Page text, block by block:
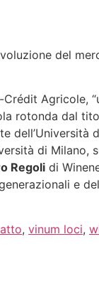
del
Agricole,
rotonda dal
dell’Università
di Milano,
Regoli di
e
, vinum loci,